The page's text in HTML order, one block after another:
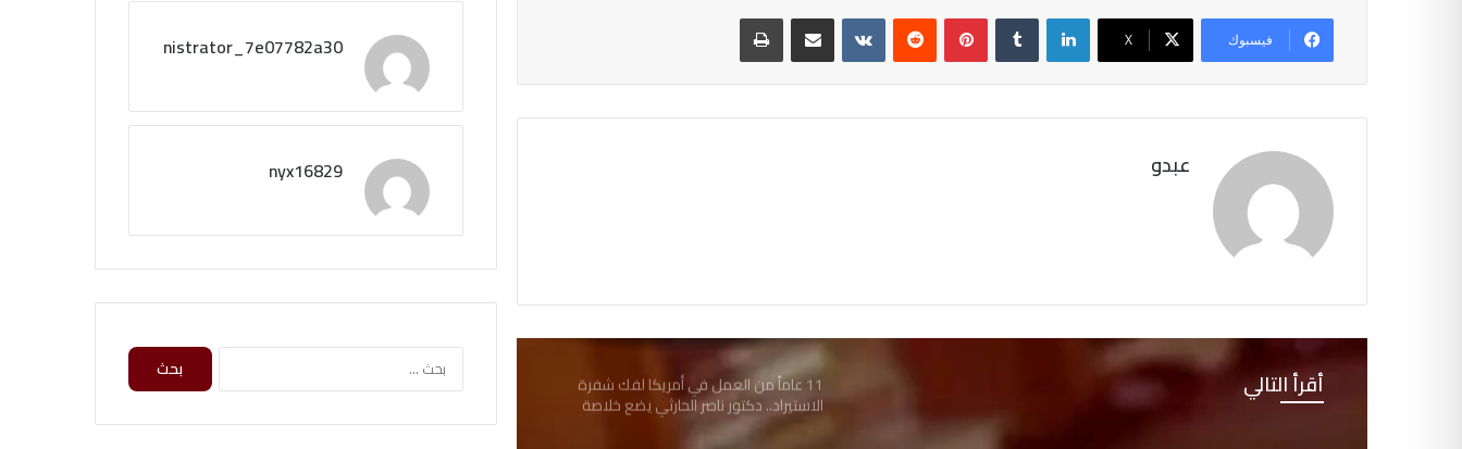
فيسبوك ‫X
لينكدإن بينتيريست مشاركة عبر البريد طباعة
عبدو
أقرأ التالي 11 عاماً من العمل في أمريكا لفك شفرة
الاستيراد.. دكتور ناصر الحارثي يضع خلاصة
تجاربه بين يدي شباب الخليج
administrator_7e07782a30
nyx16829
البحث
عن: